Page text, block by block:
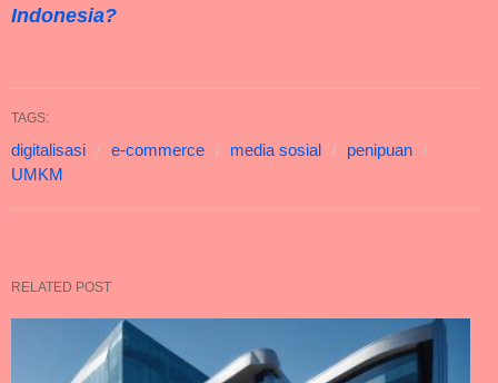
Indonesia?
TAGS:
digitalisasi e-commerce media sosial
penipuan
UMKM
RELATED POST